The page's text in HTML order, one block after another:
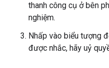
thanh công cụ ở bên
nghiệm.
Nhấp vào biểu tượng
được nhắc, hãy uỷ